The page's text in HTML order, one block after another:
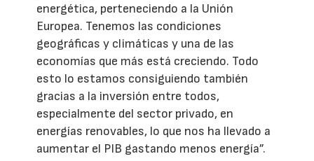
energética, perteneciendo a la Unión
Europea. Tenemos las condiciones
geográficas y climáticas y una de las
economías que más está creciendo. Todo
esto lo estamos consiguiendo también
gracias a la inversión entre todos,
especialmente del sector privado, en
energías renovables, lo que nos ha llevado a
aumentar el PIB gastando menos energía”.